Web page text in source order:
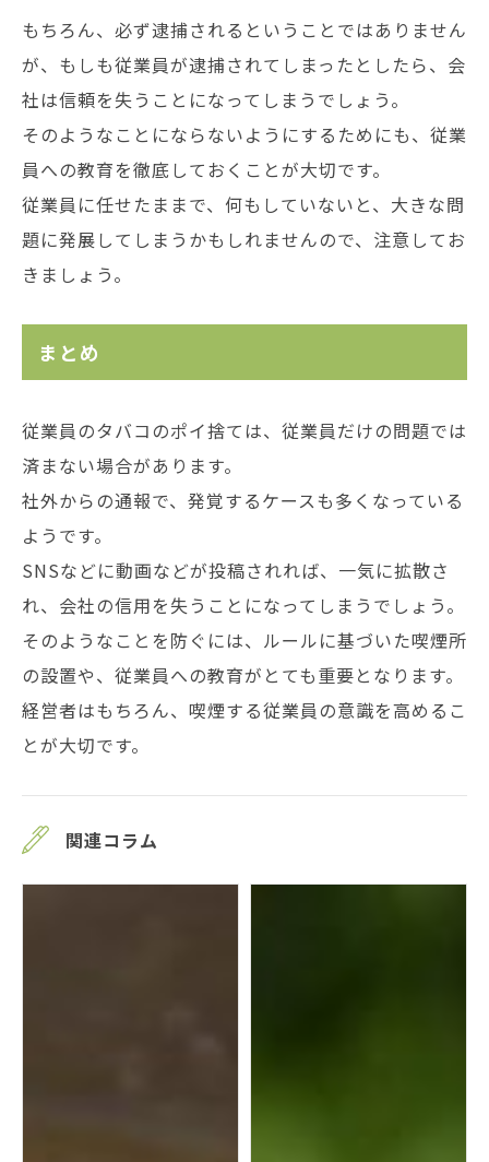
もちろん、必ず逮捕されるということではありません
が、もしも従業員が逮捕されてしまったとしたら、会
社は信頼を失うことになってしまうでしょう。
そのようなことにならないようにするためにも、従業
員への教育を徹底しておくことが大切です。
従業員に任せたままで、何もしていないと、大きな問
題に発展してしまうかもしれませんので、注意してお
きましょう。
まとめ
従業員のタバコのポイ捨ては、従業員だけの問題では
済まない場合があります。
社外からの通報で、発覚するケースも多くなっている
ようです。
SNSなどに動画などが投稿されれば、一気に拡散さ
れ、会社の信用を失うことになってしまうでしょう。
そのようなことを防ぐには、ルールに基づいた喫煙所
の設置や、従業員への教育がとても重要となります。
経営者はもちろん、喫煙する従業員の意識を高めるこ
とが大切です。
関連コラム